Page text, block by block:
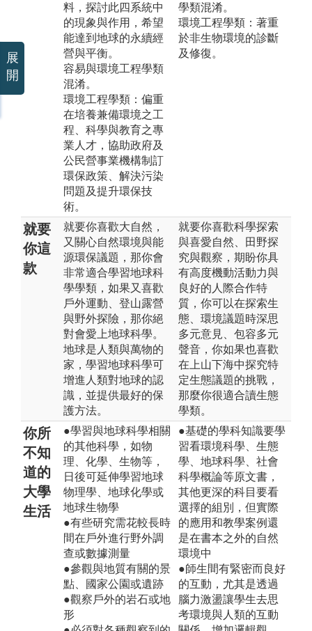
料，探討此四系統中
的現象與作用，希望
能達到地球的永續經
營與平衡。
容易與環境工程學類
混淆。
環境工程學類：偏重
在培養兼備環境之工
程、科學與教育之專
業人才，協助政府及
公民營事業機構制訂
環保政策、解決污染
問題及提升環保技
術。
學類混淆。
環境工程學類：著重
於非生物環境的診斷
及修復。
就要
你這
款
就要你喜歡大自然，
又關心自然環境與能
源環保議題，那你會
非常適合學習地球科
學學類，如果又喜歡
戶外運動、登山露營
與野外探險，那你絕
對會愛上地球科學。
地球是人類與萬物的
家，學習地球科學可
增進人類對地球的認
識，並提供最好的保
護方法。
就要你喜歡科學探索
與喜愛自然、田野探
究與觀察，期盼你具
有高度機動活動力與
良好的人際合作特
質，你可以在探索生
態、環境議題時深思
多元意見、包容多元
聲音，你如果也喜歡
在上山下海中探究特
定生態議題的挑戰，
那麼你很適合讀生態
學類。
你所
不知
道的
大學
生活
●學習與地球科學相關
的其他科學，如物
理、化學、生物等，
日後可延伸學習地球
物理學、地球化學或
地球生物學
●有些研究需花較長時
間在戶外進行野外調
查或數據測量
●參觀與地質有關的景
點、國家公園或遺跡
●觀察戶外的岩石或地
形
●基礎的學科知識要學
習看環境科學、生態
學、地球科學、社會
科學概論等原文書，
其他更深的科目要看
選擇的組別，但實際
的應用和教學案例還
是在書本之外的自然
環境中
●師生間有緊密而良好
的互動，尤其是透過
腦力激盪讓學生去思
考環境與人類的互動
展
開